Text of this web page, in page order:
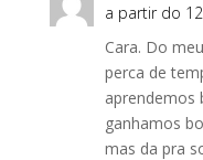
a partir do
Cara. Do
perca de
aprendemos
ganhamos
mas da pra